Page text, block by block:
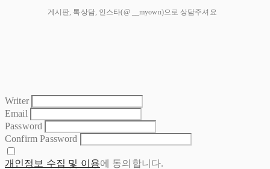
게시판, 톡상담, 인스타(@ __myown)으로 상담주셔요
Writer
Email
Password
Confirm Password
개인정보 수집 및 이용에 동의합니다.